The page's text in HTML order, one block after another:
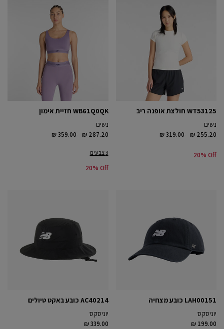
WT53125 חולצת אופנה ריב
נשים
Price reduced from
₪ 319.00 to₪ 255.20
20% Off
WB61Q0QK חזיית אימון
נשים
Price reduced from
₪ 359.00 to₪ 287.20
3 צבעים
20% Off
LAH00151 כובע מצחיה
יוניסקס
₪ 199.00
AC40214 כובע באקט טיולים
יוניסקס
₪ 339.00